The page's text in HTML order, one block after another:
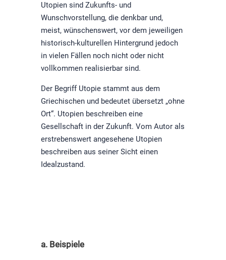
Utopien sind Zukunfts- und
Wunschvorstellung, die denkbar und,
meist, wünschenswert, vor dem jeweiligen
historisch-kulturellen Hintergrund jedoch
in vielen Fällen noch nicht oder nicht
vollkommen realisierbar sind.
Der Begriff Utopie stammt aus dem
Griechischen und bedeutet übersetzt „ohne
Ort“. Utopien beschreiben eine
Gesellschaft in der Zukunft. Vom Autor als
erstrebenswert angesehene Utopien
beschreiben aus seiner Sicht einen
Idealzustand.
a. Beispiele